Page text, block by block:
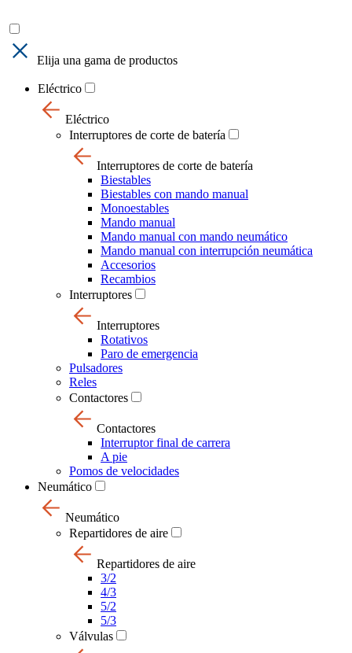
Elija una gama de productos
Eléctrico
Eléctrico
Interruptores de corte de batería
Interruptores de corte de batería
Biestables
Biestables con mando manual
Monoestables
Mando manual
Mando manual con mando neumático
Mando manual con interrupción neumática
Accesorios
Recambios
Interruptores
Interruptores
Rotativos
Paro de emergencia
Pulsadores
Reles
Contactores
Contactores
Interruptor final de carrera
A pie
Pomos de velocidades
Neumático
Neumático
Repartidores de aire
Repartidores de aire
3/2
4/3
5/2
5/3
Válvulas